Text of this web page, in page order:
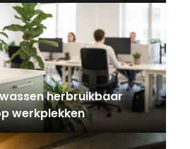
herbruikbaar
werkplekken